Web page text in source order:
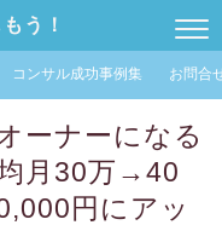
う！
コンサル成功事例集 お問合
ーナーになる
月30万→40
円にアッ